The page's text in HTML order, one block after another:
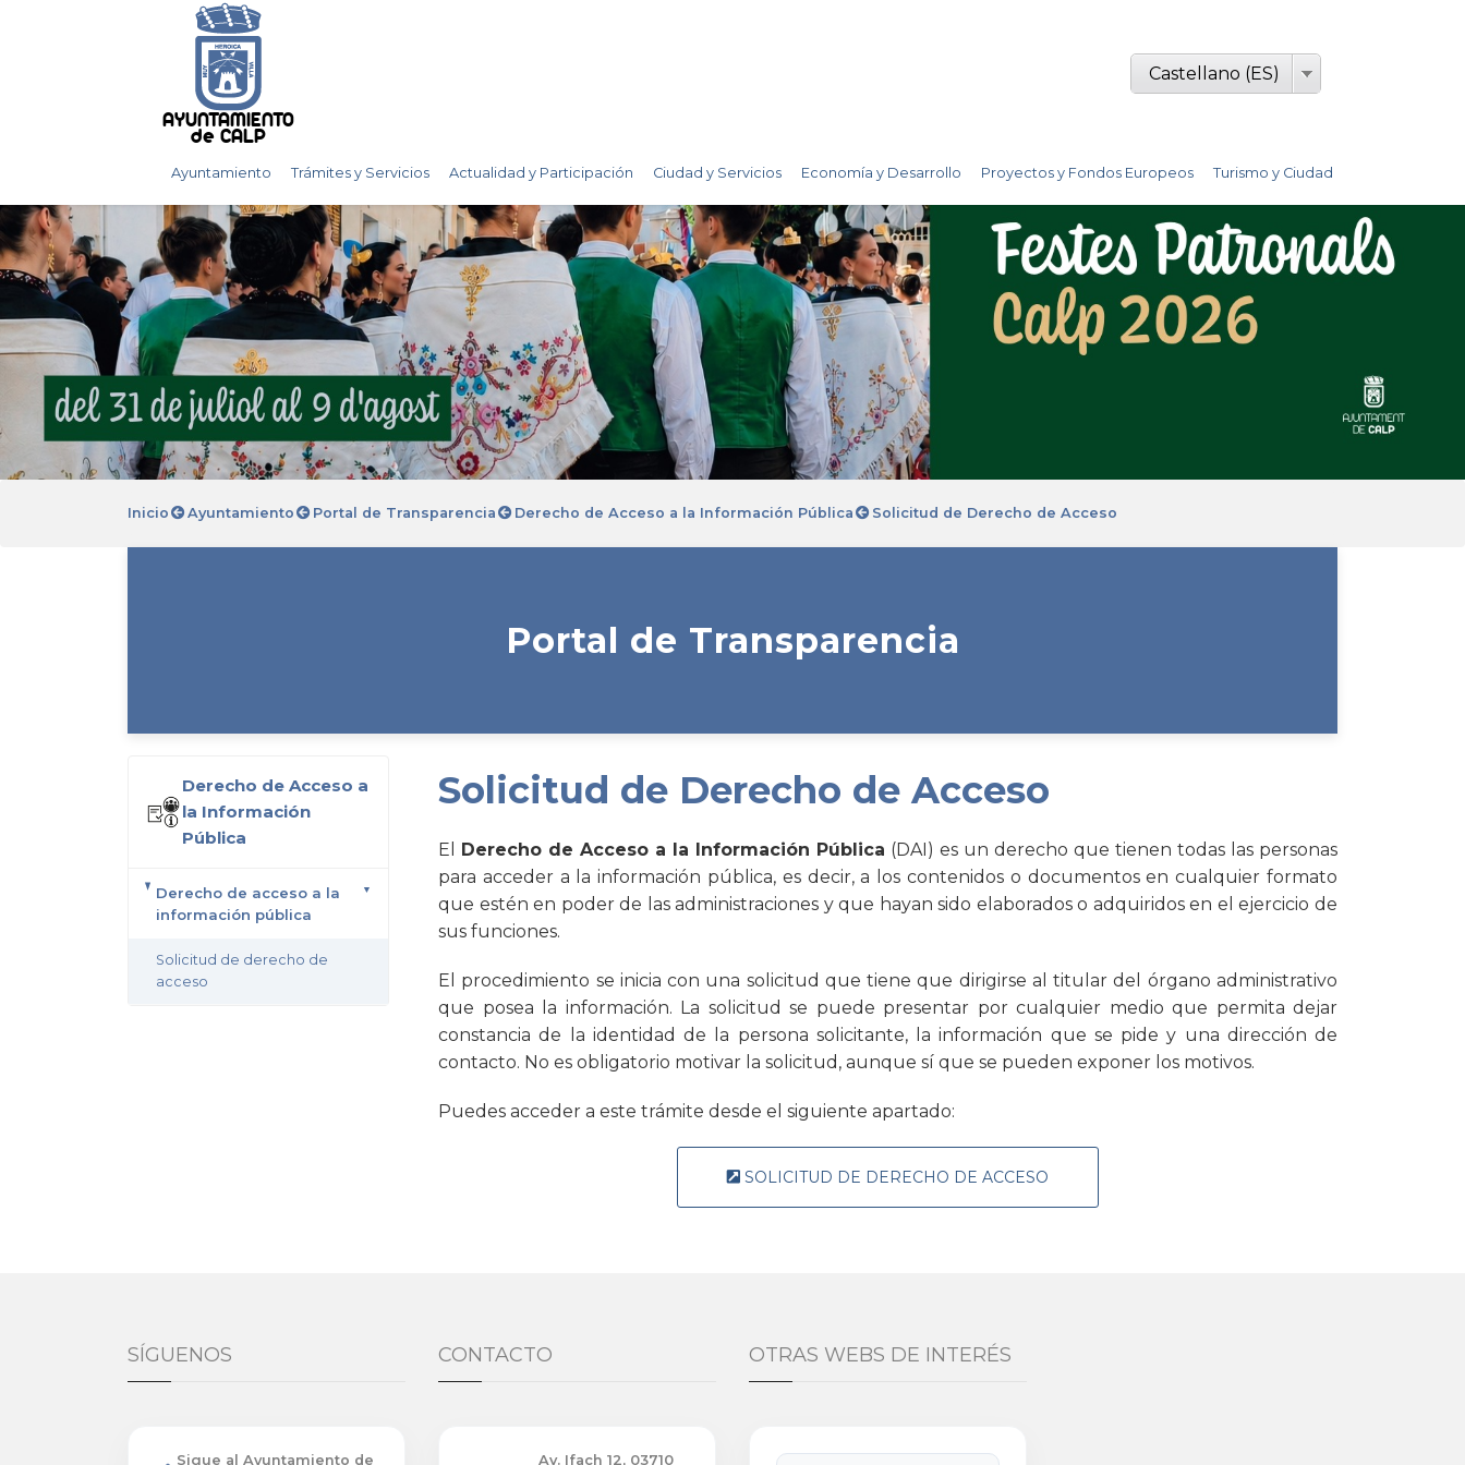
AYUNTAMIENTO
de CALP
Castellano (ES)
Ayuntamiento Trámites y Servicios Actualidad y Participación Ciudad y Servicios Economía y Desarrollo Proyectos y Fondos Europeos Turismo y Ciudad
Inicio Ayuntamiento Portal de Transparencia Derecho de Acceso a la Información Pública Solicitud de Derecho de Acceso
Portal de Transparencia
Derecho de Acceso a
la Información
Pública
Derecho de acceso a la
información pública
Solicitud de derecho de
acceso
Solicitud de Derecho de Acceso
El Derecho de Acceso a la Información Pública (DAI) es un derecho que tienen todas las personas
para acceder a la información pública, es decir, a los contenidos o documentos en cualquier formato
que estén en poder de las administraciones y que hayan sido elaborados o adquiridos en el ejercicio de
sus funciones.
El procedimiento se inicia con una solicitud que tiene que dirigirse al titular del órgano administrativo
que posea la información. La solicitud se puede presentar por cualquier medio que permita dejar
constancia de la identidad de la persona solicitante, la información que se pide y una dirección de
contacto. No es obligatorio motivar la solicitud, aunque sí que se pueden exponer los motivos.
Puedes acceder a este trámite desde el siguiente apartado:
SOLICITUD DE DERECHO DE ACCESO
SÍGUENOS
Sigue al Ayuntamiento de
CONTACTO
Av. Ifach 12, 03710
OTRAS WEBS DE INTERÉS